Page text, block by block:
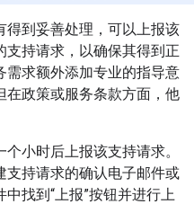
得到妥善处理，可以上报该
持请求，以确保其得到正
需求额外添加专业的指导意
在政策或服务条款方面，他
小时后上报该支持请求。
支持请求的确认电子邮件或
找到“上报”按钮并进行上